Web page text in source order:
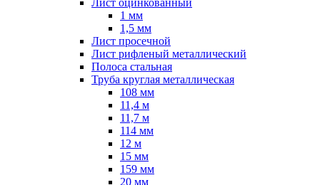
Лист оцинкованный
1 мм
1,5 мм
Лист просечной
Лист рифленый металлический
Полоса стальная
Труба круглая металлическая
108 мм
11,4 м
11,7 м
114 мм
12 м
15 мм
159 мм
20 мм